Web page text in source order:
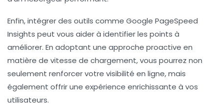
Enfin, intégrer des outils comme Google PageSpeed
Insights peut vous aider à identifier les points à
améliorer. En adoptant une approche proactive en
matière de vitesse de chargement, vous pourrez non
seulement renforcer votre visibilité en ligne, mais
également offrir une expérience enrichissante à vos
utilisateurs.